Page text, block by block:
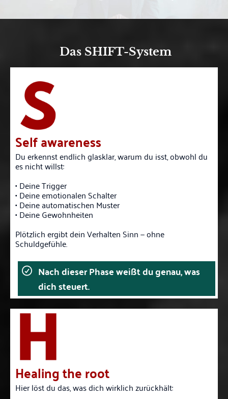
Das SHIFT-System
Self awareness
Du erkennst endlich glasklar, warum du isst, obwohl du
es nicht willst:
• Deine Trigger
• Deine emotionalen Schalter
• Deine automatischen Muster
• Deine Gewohnheiten
Plötzlich ergibt dein Verhalten Sinn — ohne
Schuldgefühle.
Nach dieser Phase weißt du genau, was
dich steuert.
Healing the root
Hier löst du das, was dich wirklich zurückhält: